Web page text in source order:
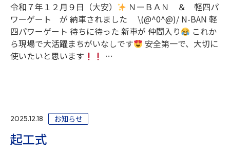
令和７年１２月９日（大安）
ＮーＢＡＮ ＆ 軽四パ
ワーゲート が 納車されました \(@^0^@)/ N-BAN 軽
四パワーゲート 待ちに待った 新車が 仲間入り
これか
ら現場で大活躍まちがいなしです
安全第一で、大切に
使いたいと思います
…
2025.12.18 お知らせ
起工式